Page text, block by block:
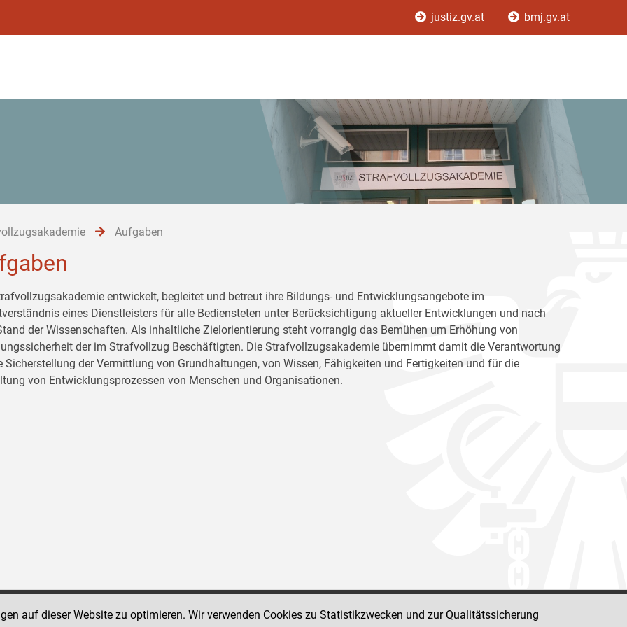
justiz.gv.at bmj.gv.at
Aufgaben
entwickelt, begleitet und betreut ihre Bildungs- und Entwicklungsangebote im
eines Dienstleisters für alle Bediensteten unter Berücksichtigung aktueller Entwicklungen und nach
der Wissenschaften. Als inhaltliche Zielorientierung steht vorrangig das Bemühen um Erhöhung von
der im Strafvollzug Beschäftigten. Die Strafvollzugsakademie übernimmt damit die Verantwortung
Sicherstellung der Vermittlung von Grundhaltungen, von Wissen, Fähigkeiten und Fertigkeiten und für die
von Entwicklungsprozessen von Menschen und Organisationen.
Social Media Kanäle
auf dieser Website zu optimieren. Wir verwenden Cookies zu Statistikzwecken und zur Qualitätssicherung